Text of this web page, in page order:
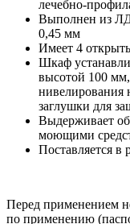
лечебно-
Выполнен из
0,45 мм
Имеет 4
Шкаф
высотой 100 мм,
нивелирования
заглушки для
Выдерживает
моющими
Поставляется в
Перед применением
по применению